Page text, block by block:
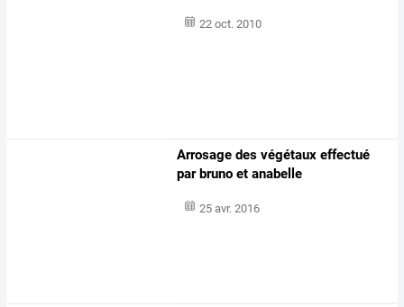
22 oct. 2010
Arrosage des végétaux effectué
par bruno et anabelle
25 avr. 2016